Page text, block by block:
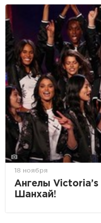
18 ноября
Ангелы
Шанхай!